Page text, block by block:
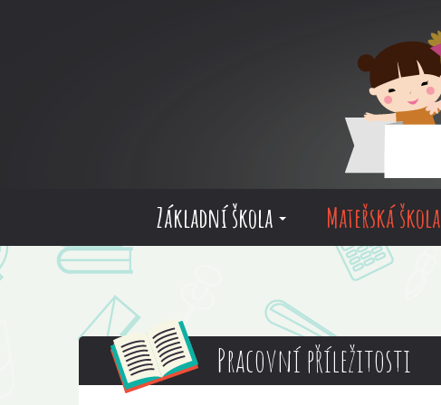
Základní škola Mateřská škola
Pracovní příležitosti